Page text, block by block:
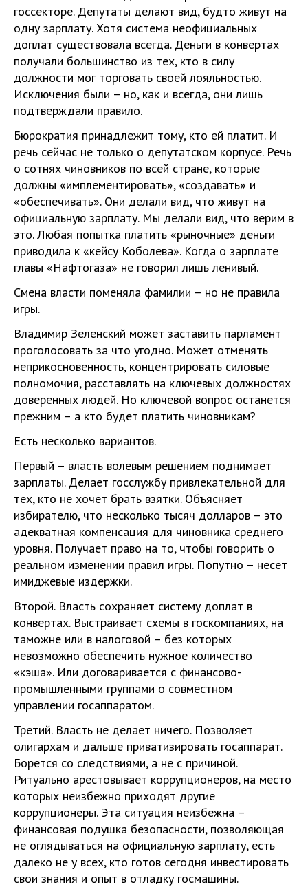
госсекторе. Депутаты делают вид, будто живут на
одну зарплату. Хотя система неофициальных
доплат существовала всегда. Деньги в конвертах
получали большинство из тех, кто в силу
должности мог торговать своей лояльностью.
Исключения были – но, как и всегда, они лишь
подтверждали правило.
Бюрократия принадлежит тому, кто ей платит. И
речь сейчас не только о депутатском корпусе. Речь
о сотнях чиновников по всей стране, которые
должны «имплементировать», «создавать» и
«обеспечивать». Они делали вид, что живут на
официальную зарплату. Мы делали вид, что верим в
это. Любая попытка платить «рыночные» деньги
приводила к «кейсу Коболева». Когда о зарплате
главы «Нафтогаза» не говорил лишь ленивый.
Смена власти поменяла фамилии – но не правила
игры.
Владимир Зеленский может заставить парламент
проголосовать за что угодно. Может отменять
неприкосновенность, концентрировать силовые
полномочия, расставлять на ключевых должностях
доверенных людей. Но ключевой вопрос останется
прежним – а кто будет платить чиновникам?
Есть несколько вариантов.
Первый – власть волевым решением поднимает
зарплаты. Делает госслужбу привлекательной для
тех, кто не хочет брать взятки. Объясняет
избирателю, что несколько тысяч долларов – это
адекватная компенсация для чиновника среднего
уровня. Получает право на то, чтобы говорить о
реальном изменении правил игры. Попутно – несет
имиджевые издержки.
Второй. Власть сохраняет систему доплат в
конвертах. Выстраивает схемы в госкомпаниях, на
таможне или в налоговой – без которых
невозможно обеспечить нужное количество
«кэша». Или договаривается с финансово-
промышленными группами о совместном
управлении госаппаратом.
Третий. Власть не делает ничего. Позволяет
олигархам и дальше приватизировать госаппарат.
Борется со следствиями, а не с причиной.
Ритуально арестовывает коррупционеров, на место
которых неизбежно приходят другие
коррупционеры. Эта ситуация неизбежна –
финансовая подушка безопасности, позволяющая
не оглядываться на официальную зарплату, есть
далеко не у всех, кто готов сегодня инвестировать
свои знания и опыт в отладку госмашины.